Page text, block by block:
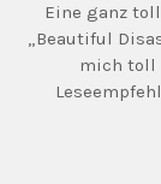
Eine ganz
„Beautiful
mich toll